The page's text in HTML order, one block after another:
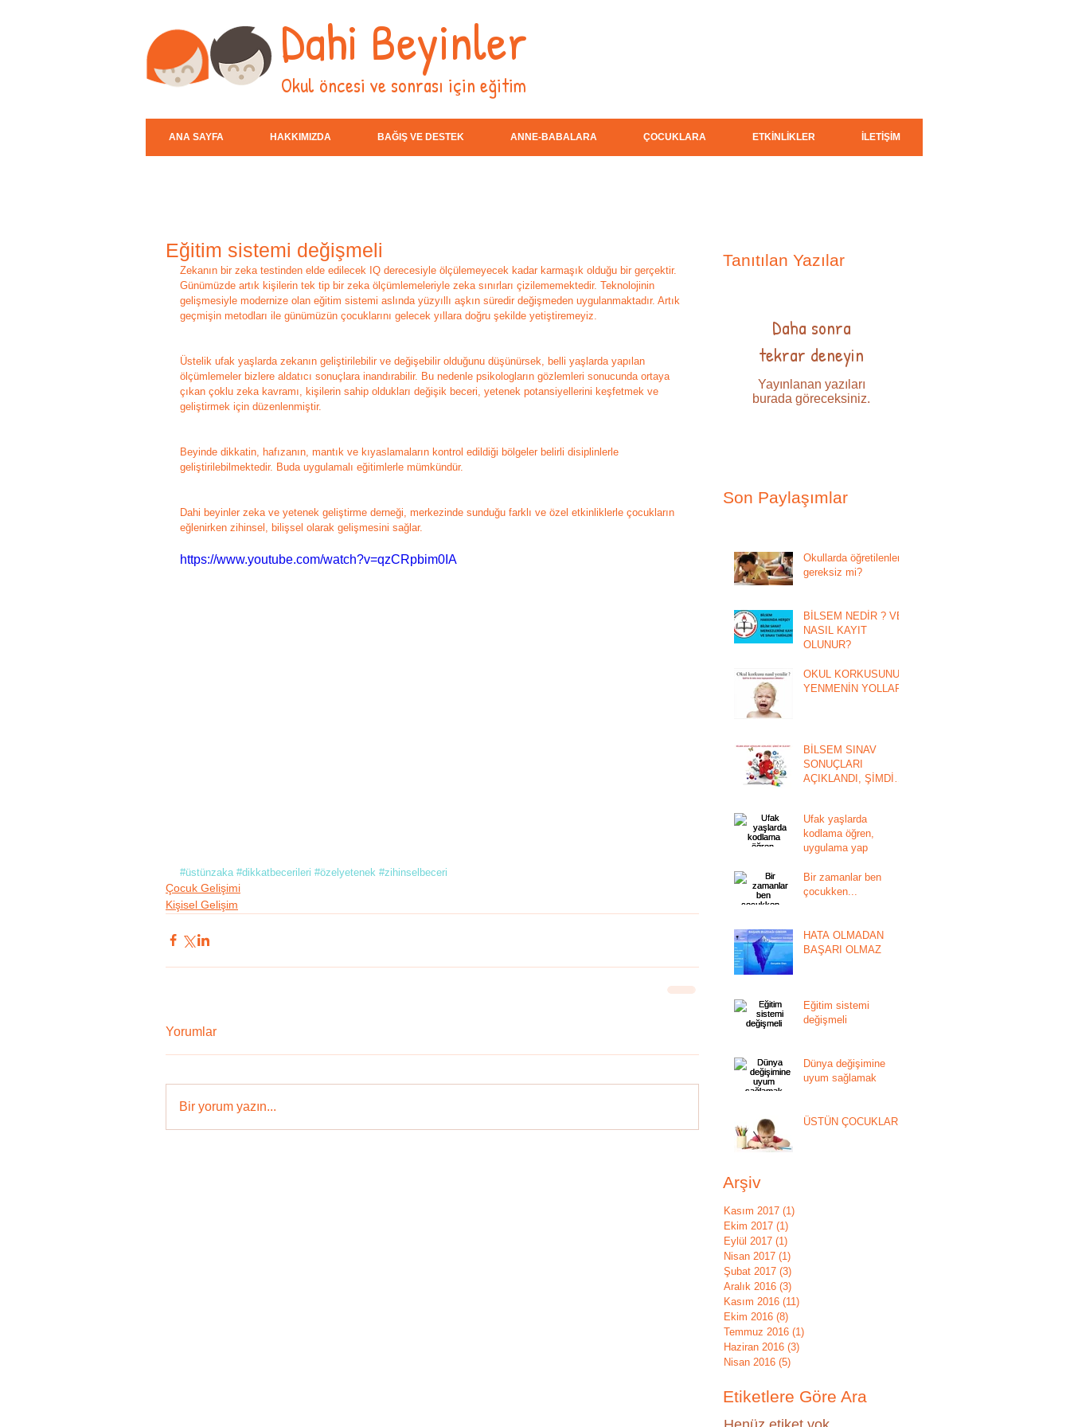
Dahi Beyinler
Okul öncesi ve sonrası için eğitim
Eğitim sistemi değişmeli
Zekanın bir zeka testinden elde edilecek IQ derecesiyle ölçülemeyecek kadar karmaşık olduğu bir gerçektir.
Günümüzde artık kişilerin tek tip bir zeka ölçümlemeleriyle zeka sınırları çizilememektedir. Teknolojinin
gelişmesiyle modernize olan eğitim sistemi aslında yüzyıllı aşkın süredir değişmeden uygulanmaktadır. Artık
geçmişin metodları ile günümüzün çocuklarını gelecek yıllara doğru şekilde yetiştiremeyiz.
Üstelik ufak yaşlarda zekanın geliştirilebilir ve değişebilir olduğunu düşünürsek, belli yaşlarda yapılan
ölçümlemeler bizlere aldatıcı sonuçlara inandırabilir. Bu nedenle psikologların gözlemleri sonucunda ortaya
çıkan çoklu zeka kavramı, kişilerin sahip oldukları değişik beceri, yetenek potansiyellerini keşfetmek ve
geliştirmek için düzenlenmiştir.
Beyinde dikkatin, hafızanın, mantık ve kıyaslamaların kontrol edildiği bölgeler belirli disiplinlerle
geliştirilebilmektedir. Buda uygulamalı eğitimlerle mümkündür.
Dahi beyinler zeka ve yetenek geliştirme derneği, merkezinde sunduğu farklı ve özel etkinliklerle çocukların
eğlenirken zihinsel, bilişsel olarak gelişmesini sağlar.
https://www.youtube.com/watch?v=qzCRpbim0IA
#üstünzaka #dikkatbecerileri #özelyetenek #zihinselbeceri
Çocuk Gelişimi
Kişisel Gelişim
Yorumlar
Bir yorum yazın...
Tanıtılan Yazılar
Daha sonra
tekrar deneyin
Yayınlanan yazıları
burada göreceksiniz.
Son Paylaşımlar
Okullarda öğretilenler
gereksiz mi?
BİLSEM NEDİR ? VE
NASIL KAYIT
OLUNUR?
OKUL KORKUSUNU
YENMENİN YOLLARI
BİLSEM SINAV
SONUÇLARI
AÇIKLANDI, ŞİMDİ
Ufak yaşlarda
kodlama öğren,
uygulama yap
Bir zamanlar ben
çocukken...
HATA OLMADAN
BAŞARI OLMAZ
Eğitim sistemi
değişmeli
Dünya değişimine
uyum sağlamak
ÜSTÜN ÇOCUKLAR
Arşiv
Kasım 2017 (1)
Ekim 2017 (1)
Eylül 2017 (1)
Nisan 2017 (1)
Şubat 2017 (3)
Aralık 2016 (3)
Kasım 2016 (11)
Ekim 2016 (8)
Temmuz 2016 (1)
Haziran 2016 (3)
Nisan 2016 (5)
Etiketlere Göre Ara
ANA SAYFA HAKKIMIZDA BAĞIŞ VE DESTEK ANNE-BABALARA ÇOCUKLARA ETKİNLİKLER İLETİŞİM